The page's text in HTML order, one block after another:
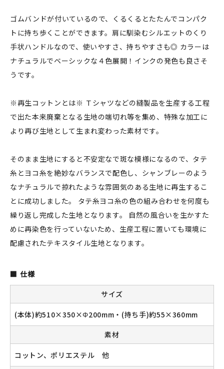
おすすめ特集
読みもの
ギャラリー
おしらせ
新規会員登録
ログイン
マイアカウント
よくある質問
お問い合わせ
ゴムバンドが付いているので、くるくるとたたんでコンパク
トに持ち歩くことができます。肩に馴染むシルエットのくり
手状ハンドルなので、使いやすさ、持ちやすさも◎ カラーは
ナチュラルでベーシックな４色展開！インクの発色も良さそ
うです。
※再生コットンとは※ Ｔシャツなどの縫製品を生産する工程
で出た本来廃棄となる生地の端切れ等を集め、特殊な加工に
より再び生地として生まれ変わった素材です。
そのまま生地にすると不安定なで斑な模様になるので、タテ
糸とヨコ糸を絶妙なバランスで配色し、シャンブレーのよう
なナチュラルで掠れたような雰囲気のある生地に再生するこ
とに成功しました。 タテ糸ヨコ糸の色の組み合わせを何度も
繰り返し完成した生地となります。 自然の風合いを生かすた
めに再染色を行っていないため、生産工程に置いても環境に
配慮されたテキスタイル生地となります。
仕様
サイズ
(本体)約510×350×Φ200mm・(持ち手)約55×360mm
素材
コットン、ポリエステル 他